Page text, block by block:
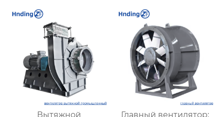
Вытяжной
Главный вентилятор: